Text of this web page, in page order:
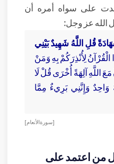
على سواه أمره أن
الله عز وجل:
قُلِ اللَّهُ شَهِيدٌ بَيْنِي
لِأُنْذِرَكُمْ بِهِ وَمَنْ
اللَّهِ آلِهَةً أُخْرَى قُلْ لَا
وَإِنَّنِي بَرِيءٌ مِمَّا
[ سورة الأنعام ]
من اعتمد على